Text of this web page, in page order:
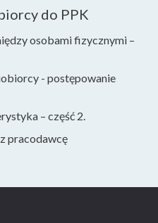
do PPK
osobami fizycznymi –
- postępowanie
– część 2.
pracodawcę